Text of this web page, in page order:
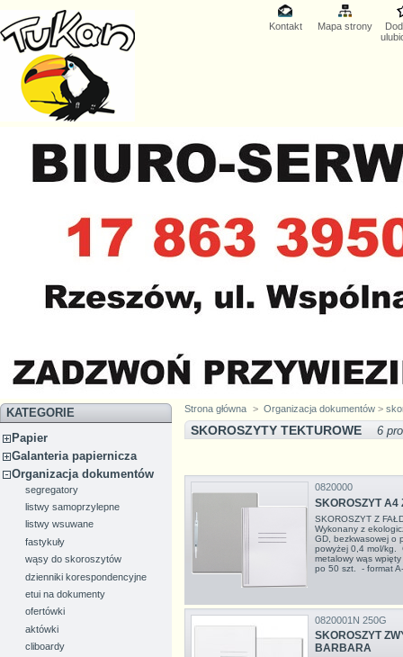
Kontakt Mapa strony
KATEGORIE
Papier
Galanteria papiernicza
Organizacja dokumentów
segregatory
listwy samoprzylepne
listwy wsuwane
fastykuły
wąsy do skoroszytów
dzienniki korespondencyjne
etui na dokumenty
ofertówki
aktówki
cliboardy
Strona główna > Organizacja dokumentów >
SKOROSZYTY TEKTUROWE 6
0820000
SKOROSZYT A4
SKOROSZYT Z
Wykonany z
GD, bezkwasowej o
powyżej 0,4 mol/kg.
metalowy wąs
po 50 szt. - format
0820001N 250G
SKOROSZYT
BARBARA